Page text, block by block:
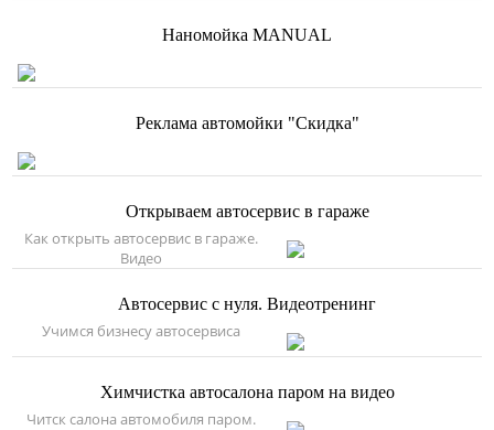
Наномойка MANUAL
Реклама автомойки "Скидка"
Открываем автосервис в гараже
Как открыть автосервис в гараже.
Видео
Автосервис с нуля. Видеотренинг
Учимся бизнесу автосервиса
Химчистка автосалона паром на видео
Читск салона автомобиля паром.